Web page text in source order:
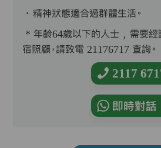
．精神狀態適合過群體生活。
* 年齡64歲以下的人士﹐需要經
宿照顧，請致電 21176717 查詢。
2117
即時對話